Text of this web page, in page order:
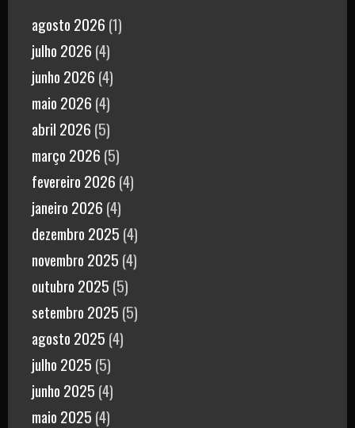
agosto 2026 (1)
julho 2026 (4)
junho 2026 (4)
maio 2026 (4)
abril 2026 (5)
março 2026 (5)
fevereiro 2026 (4)
janeiro 2026 (4)
dezembro 2025 (4)
novembro 2025 (4)
outubro 2025 (5)
setembro 2025 (5)
agosto 2025 (4)
julho 2025 (5)
junho 2025 (4)
maio 2025 (4)